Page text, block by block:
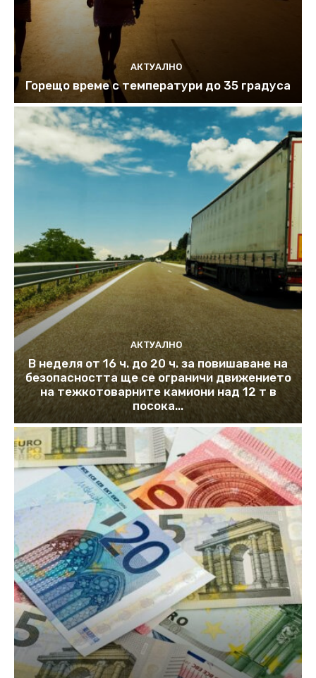
АКТУАЛНО
Горещо време с температури до 35 градуса
АКТУАЛНО
В неделя от 16 ч. до 20 ч. за повишаване на
безопасността ще се ограничи движението
на тежкотоварните камиони над 12 т в
посока...